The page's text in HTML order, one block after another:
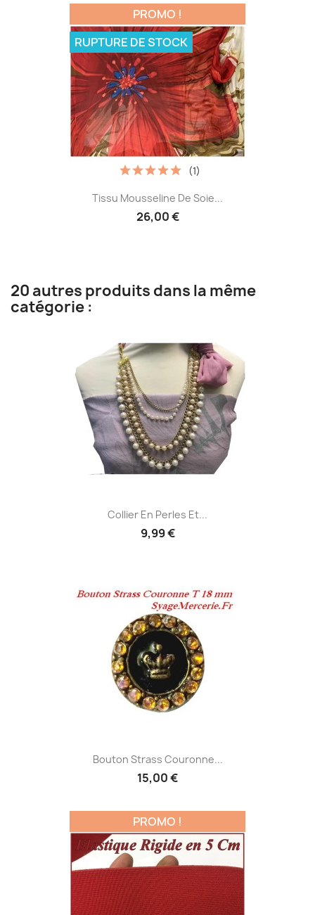
Tissu Mousseline De Soie...
26,00 €
(1)
PROMO !
RUPTURE DE STOCK
20 autres produits dans la même
catégorie :
Collier En Perles Et...
9,99 €
Bouton Strass Couronne...
15,00 €
PROMO !